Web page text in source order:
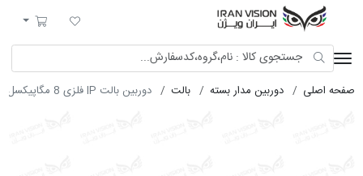
لیست مورد علاقه
سبد خرید
صفحه اصلی دوربین مدار بسته بالت دوربین بالت IP فلزی 8 مگاپیکسل POE با لنز 3.6 استارلایت